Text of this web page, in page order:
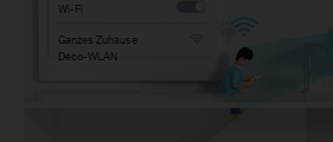
Wi‑Fi
Ganzes Zuhause
Deco‑WLAN